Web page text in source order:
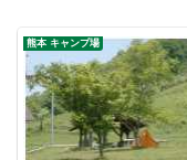
熊本 キャンプ場